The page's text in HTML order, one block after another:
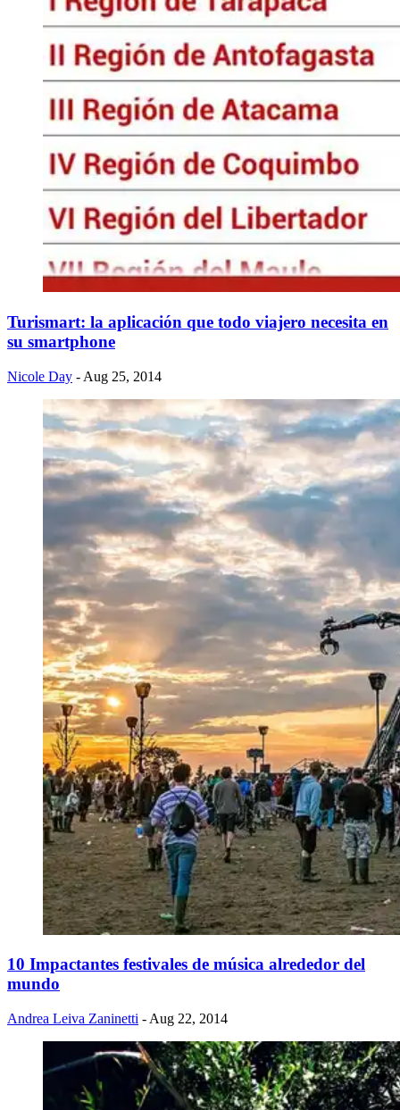
Turismart: la aplicación que todo viajero necesita en
su smartphone
Nicole Day - Aug 25, 2014
10 Impactantes festivales de música alrededor del
mundo
Andrea Leiva Zaninetti - Aug 22, 2014